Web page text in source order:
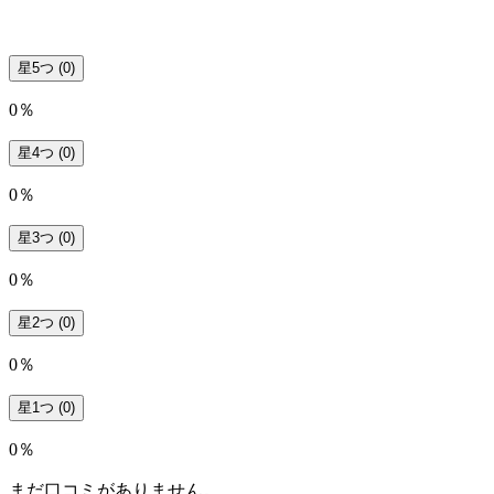
星5つ (0)
0％
星4つ (0)
0％
星3つ (0)
0％
星2つ (0)
0％
星1つ (0)
0％